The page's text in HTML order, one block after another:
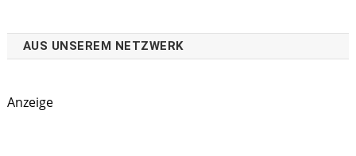
AUS UNSEREM NETZWERK
Anzeige